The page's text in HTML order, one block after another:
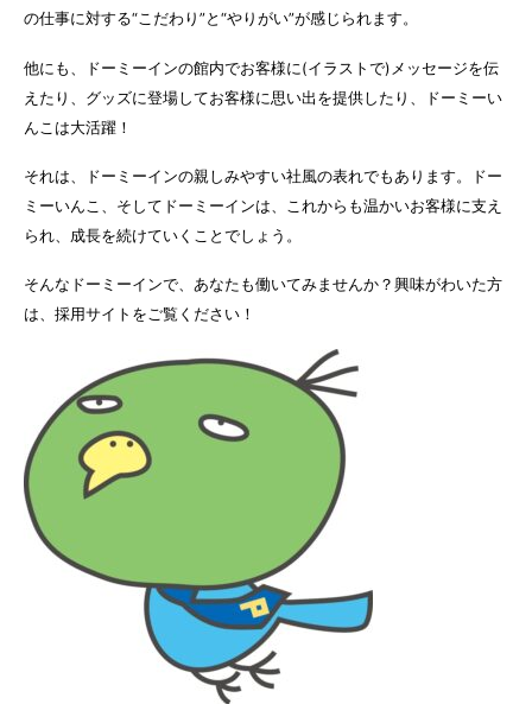
の仕事に対する“こだわり”と“やりがい”が感じられます。
他にも、ドーミーインの館内でお客様に(イラストで)メッセージを伝
えたり、グッズに登場してお客様に思い出を提供したり、ドーミーい
んこは大活躍！
それは、ドーミーインの親しみやすい社風の表れでもあります。ドー
ミーいんこ、そしてドーミーインは、これからも温かいお客様に支え
られ、成長を続けていくことでしょう。
そんなドーミーインで、あなたも働いてみませんか？興味がわいた方
は、採用サイトをご覧ください！